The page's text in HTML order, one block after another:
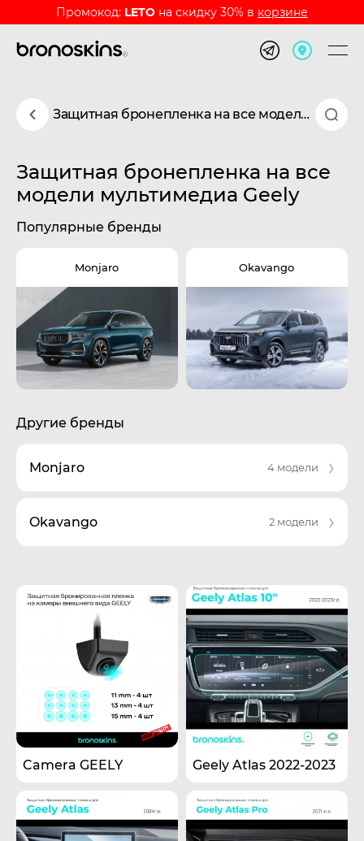
Промокод: LETO на скидку 30% в корзине
Защитная бронепленка на все модели мультимедиа Geely
Защитная бронепленка на все
модели мультимедиа Geely
Популярные бренды
Monjaro Okavango
Другие бренды
Monjaro 4 модели
Okavango 2 модели
Camera GEELY Geely Atlas 2022-2023